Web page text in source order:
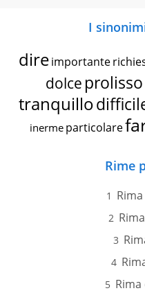
I
dire importante
dolce prolisso
tranquillo
inerme particolare
Rime
Rima